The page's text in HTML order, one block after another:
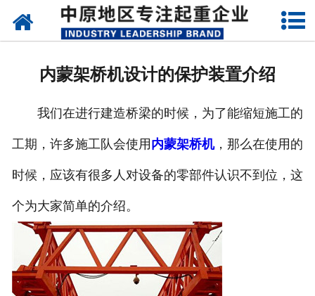
网站首页
成功案例
联系我们
内蒙架桥机设计的保护装置介绍
我们在进行建造桥梁的时候，为了能缩短施工的
工期，许多施工队会使用 内蒙架桥机，那么在使用的
时候，应该有很多人对设备的零部件认识不到位，这
个为大家简单的介绍。